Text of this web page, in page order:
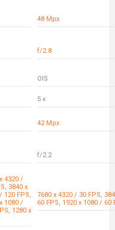
48 Mpx
f/2.8
OIS
5 x
42 Mpx
f/2.2
4320 /
3840 x
120 FPS,
1080 /
1280 x
7680 x 4320 / 30 FPS,
60 FPS, 1920 x 1080 / 60